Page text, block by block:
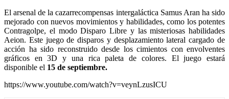
El arsenal de la cazarrecompensas intergaláctica Samus Aran ha sido
mejorado con nuevos movimientos y habilidades, como los potentes
Contragolpe, el modo Disparo Libre y las misteriosas habilidades
Aeion. Este juego de disparos y desplazamiento lateral cargado de
acción ha sido reconstruido desde los cimientos con envolventes
gráficos en 3D y una rica paleta de colores. El juego estará
disponible el 15 de septiembre.
https://www.youtube.com/watch?v=veynLzusICU